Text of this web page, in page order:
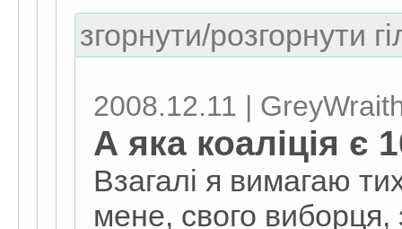
згорнути/розгорнути
2008.12.11 |
А яка коаліція є
Взагалі я вимагаю
мене, свого виборця,